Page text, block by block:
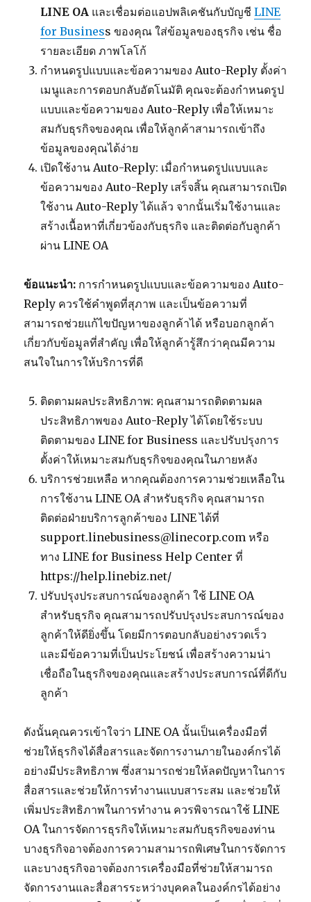
LINE OA และเชื่อมต่อแอปพลิเคชันกับบัญชีLINE
for Business ของคุณ ใส่ข้อมูลของธุรกิจ เช่น ชื่อ
รายละเอียด ภาพโลโก้
กำหนดรูปแบบและข้อความของ Auto-Reply ตั้งค่า
เมนูและการตอบกลับอัตโนมัติ คุณจะต้องกำหนดรูป
แบบและข้อความของ Auto-Reply เพื่อให้เหมาะ
สมกับธุรกิจของคุณ เพื่อให้ลูกค้าสามารถเข้าถึง
ข้อมูลของคุณได้ง่าย
เปิดใช้งาน Auto-Reply: เมื่อกำหนดรูปแบบและ
ข้อความของ Auto-Reply เสร็จสิ้น คุณสามารถเปิด
ใช้งาน Auto-Reply ได้แล้ว จากนั้นเริ่มใช้งานและ
สร้างเนื้อหาที่เกี่ยวข้องกับธุรกิจ และติดต่อกับลูกค้า
ผ่าน LINE OA
ข้อแนะนำ: การกำหนดรูปแบบและข้อความของ Auto-
Reply ควรใช้คำพูดที่สุภาพ และเป็นข้อความที่
สามารถช่วยแก้ไขปัญหาของลูกค้าได้ หรือบอกลูกค้า
เกี่ยวกับข้อมูลที่สำคัญ เพื่อให้ลูกค้ารู้สึกว่าคุณมีความ
สนใจในการให้บริการที่ดี
ติดตามผลประสิทธิภาพ: คุณสามารถติดตามผล
ประสิทธิภาพของ Auto-Reply ได้โดยใช้ระบบ
ติดตามของ LINE for Business และปรับปรุงการ
ตั้งค่าให้เหมาะสมกับธุรกิจของคุณในภายหลัง
บริการช่วยเหลือ หากคุณต้องการความช่วยเหลือใน
การใช้งาน LINE OA สำหรับธุรกิจ คุณสามารถ
ติดต่อฝ่ายบริการลูกค้าของ LINE ได้ที่
support.linebusiness@linecorp.com หรือ
ทาง LINE for Business Help Center ที่
https://help.linebiz.net/
ปรับปรุงประสบการณ์ของลูกค้า ใช้ LINE OA
สำหรับธุรกิจ คุณสามารถปรับปรุงประสบการณ์ของ
ลูกค้าให้ดียิ่งขึ้น โดยมีการตอบกลับอย่างรวดเร็ว
และมีข้อความที่เป็นประโยชน์ เพื่อสร้างความน่า
เชื่อถือในธุรกิจของคุณและสร้างประสบการณ์ที่ดีกับ
ลูกค้า
ดังนั้นคุณควรเข้าใจว่า LINE OA นั้นเป็นเครื่องมือที่
ช่วยให้ธุรกิจได้สื่อสารและจัดการงานภายในองค์กรได้
อย่างมีประสิทธิภาพ ซึ่งสามารถช่วยให้ลดปัญหาในการ
สื่อสารและช่วยให้การทำงานแบบสาระสม และช่วยให้
เพิ่มประสิทธิภาพในการทำงาน ควรพิจารณาใช้ LINE
OA ในการจัดการธุรกิจให้เหมาะสมกับธุรกิจของท่าน
บางธุรกิจอาจต้องการความสามารถพิเศษในการจัดการ
และบางธุรกิจอาจต้องการเครื่องมือที่ช่วยให้สามารถ
จัดการงานและสื่อสารระหว่างบุคคลในองค์กรได้อย่าง